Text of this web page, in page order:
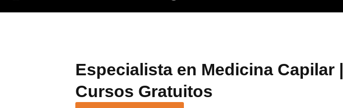
Especialista en Medicina Capilar |
Cursos Gratuitos